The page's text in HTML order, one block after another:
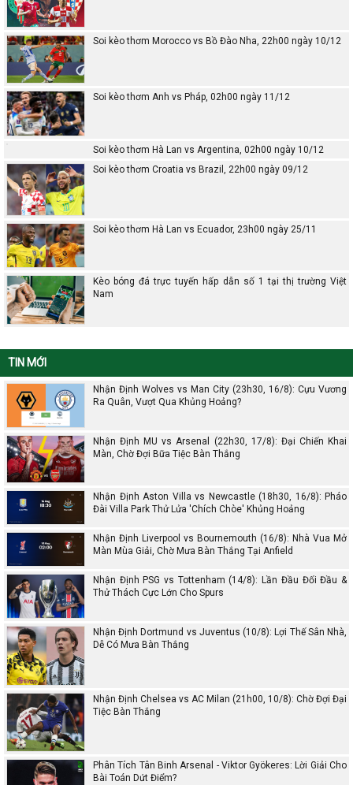
Soi kèo thơm Morocco vs Bồ Đào Nha, 22h00 ngày 10/12
Soi kèo thơm Anh vs Pháp, 02h00 ngày 11/12
Soi kèo thơm Hà Lan vs Argentina, 02h00 ngày 10/12
Soi kèo thơm Croatia vs Brazil, 22h00 ngày 09/12
Soi kèo thơm Hà Lan vs Ecuador, 23h00 ngày 25/11
Kèo bóng đá trực tuyến hấp dẫn số 1 tại thị trường Việt
Nam
TIN MỚI
Nhận Định Wolves vs Man City (23h30, 16/8): Cựu Vương
Ra Quân, Vượt Qua Khủng Hoảng?
Nhận Định MU vs Arsenal (22h30, 17/8): Đại Chiến Khai
Màn, Chờ Đợi Bữa Tiệc Bàn Thắng
Nhận Định Aston Villa vs Newcastle (18h30, 16/8): Pháo
Đài Villa Park Thử Lửa 'Chích Chòe' Khủng Hoảng
Nhận Định Liverpool vs Bournemouth (16/8): Nhà Vua Mở
Màn Mùa Giải, Chờ Mưa Bàn Thắng Tại Anfield
Nhận Định PSG vs Tottenham (14/8): Lần Đầu Đối Đầu &
Thử Thách Cực Lớn Cho Spurs
Nhận Định Dortmund vs Juventus (10/8): Lợi Thế Sân Nhà,
Dễ Có Mưa Bàn Thắng
Nhận Định Chelsea vs AC Milan (21h00, 10/8): Chờ Đợi Đại
Tiệc Bàn Thắng
Phân Tích Tân Binh Arsenal - Viktor Gyökeres: Lời Giải Cho
Bài Toán Dứt Điểm?